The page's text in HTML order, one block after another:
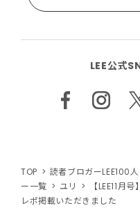
LEE公式
TOP 読者ブロガーLEE100
ー一覧
ユリ
【LEE11月
レポ掲載いただきました